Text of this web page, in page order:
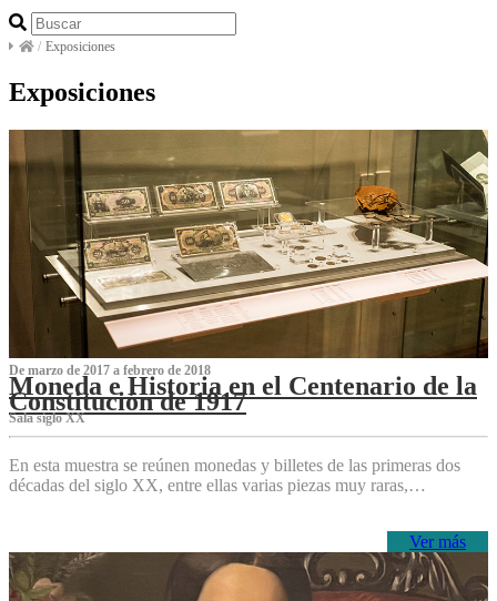
/ Exposiciones
Exposiciones
De marzo de 2017 a febrero de 2018
Moneda e Historia en el Centenario de la
Constitución de 1917
Sala siglo XX
En esta muestra se reúnen monedas y billetes de las primeras dos
décadas del siglo XX, entre ellas varias piezas muy raras,…
Ver más